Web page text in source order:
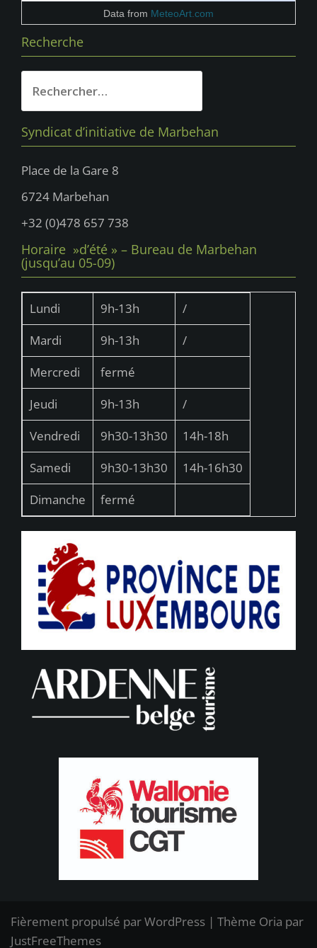
Data from MeteoArt.com
Recherche
Syndicat d’initiative de Marbehan
Place de la Gare 8
6724 Marbehan
+32 (0)478 657 738
Horaire »d’été » – Bureau de Marbehan
(jusqu’au 05-09)
Lundi 9h-13h
/
Mardi
9h-13h
/
Mercredi
fermé
Jeudi
9h-13h
/
Vendredi
9h30-13h30
14h-18h
Samedi
9h30-13h30
14h-16h30
Dimanche
fermé
Fièrement propulsé par WordPress | Thème Oria par
JustFreeThemes